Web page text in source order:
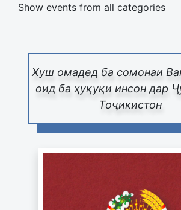
Хуш омадед ба сомонаи
оид ба ҳуқуқи инсон дар
Тоҷикистон
Show events from all categories